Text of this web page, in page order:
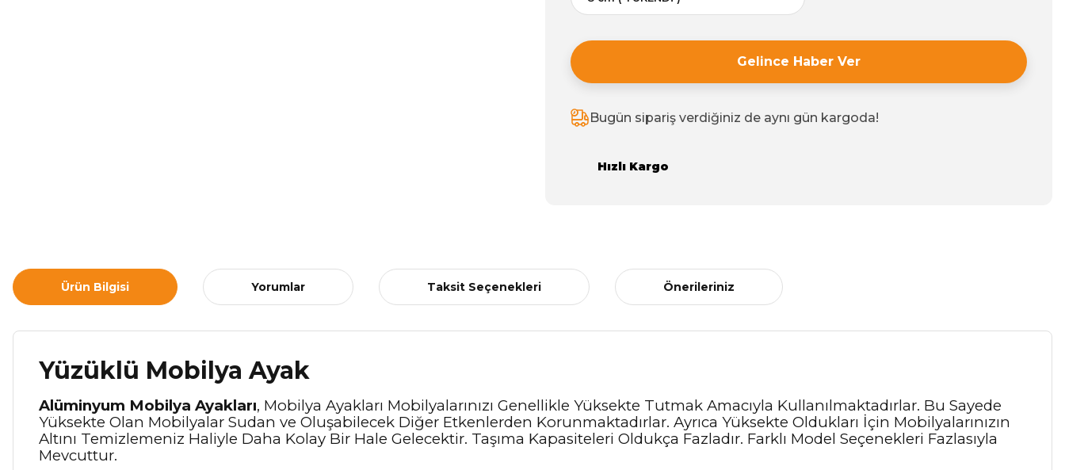
Gelince Haber Ver
Bugün sipariş verdiğiniz de aynı gün kargoda!
Hızlı Kargo
Ürün Bilgisi Yorumlar Taksit Seçenekleri Önerileriniz
Yüzüklü Mobilya Ayak
Alüminyum Mobilya Ayakları, Mobilya Ayakları Mobilyalarınızı Genellikle Yüksekte Tutmak Amacıyla Kullanılmaktadırlar. Bu Sayede
Yüksekte Olan Mobilyalar Sudan ve Oluşabilecek Diğer Etkenlerden Korunmaktadırlar. Ayrıca Yüksekte Oldukları İçin Mobilyalarınızın
Altını Temizlemeniz Haliyle Daha Kolay Bir Hale Gelecektir. Taşıma Kapasiteleri Oldukça Fazladır. Farklı Model Seçenekleri Fazlasıyla
Mevcuttur.